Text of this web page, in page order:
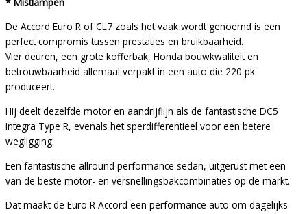
De Accord Euro R of CL7 zoals het vaak wordt genoemd is een
perfect compromis tussen prestaties en bruikbaarheid.
Vier deuren, een grote kofferbak, Honda bouwkwaliteit en
betrouwbaarheid allemaal verpakt in een auto die 220 pk
produceert.
Hij deelt dezelfde motor en aandrijflijn als de fantastische DC5
Integra Type R, evenals het sperdifferentieel voor een betere
wegligging.
Een fantastische allround performance sedan, uitgerust met een
van de beste motor- en versnellingsbakcombinaties op de markt.
Dat maakt de Euro R Accord een performance auto om dagelijks